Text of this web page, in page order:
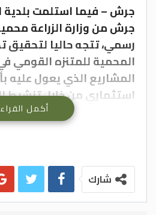
جرش – فيما استلمت
جرش من وزارة الزراعة
رسمي، تتجه حاليا لتحقيق
المحمية للمتنزه القومي
المشاريع الذي يعول عليه
استثماري من خلال تنشيط
البلدية وبعد طول انتظار
محمية الغزلان، آملا أن
بعد نحو 6 أشهر خلال
أكمل
شارك